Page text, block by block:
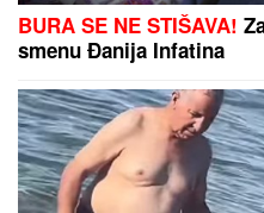
"SMETALI SU MU MOJI
Radulović progovorila o